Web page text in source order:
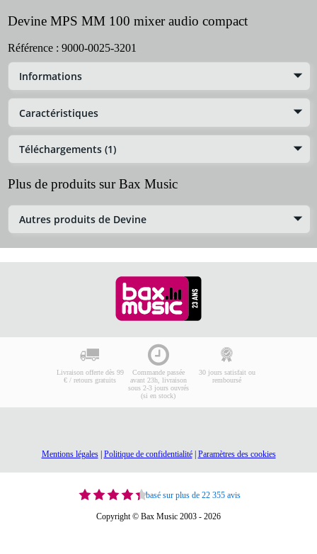
Devine MPS MM 100 mixer audio compact
Référence : 9000-0025-3201
Informations
Caractéristiques
Téléchargements (1)
Plus de produits sur Bax Music
Autres produits de Devine
Livraison offerte dès 99
€ / retours gratuits
Commande passée
avant 23h, livraison
sous 2-3 jours ouvrés
(si en stock)
30 jours satisfait ou
remboursé
Mentions légales| Politique de confidentialité| Paramètres des cookies
basé sur plus de 22 355 avis
Copyright © Bax Music 2003 - 2026